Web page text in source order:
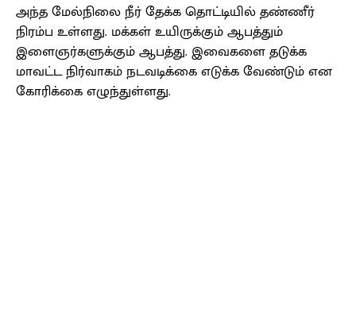
அந்த மேல்நிலை நீர் தேக்க தொட்டியில் தண்ணீர்
நிரம்ப உள்ளது. மக்கள் உயிருக்கும் ஆபத்தும்
இளைஞர்களுக்கும் ஆபத்து. இவைகளை தடுக்க
மாவட்ட நிர்வாகம் நடவடிக்கை எடுக்க வேண்டும் என
கோரிக்கை எழுந்துள்ளது.